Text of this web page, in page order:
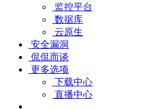
监控平台
数据库
云原生
安全漏洞
侃侃而谈
更多选项
下载中心
直播中心